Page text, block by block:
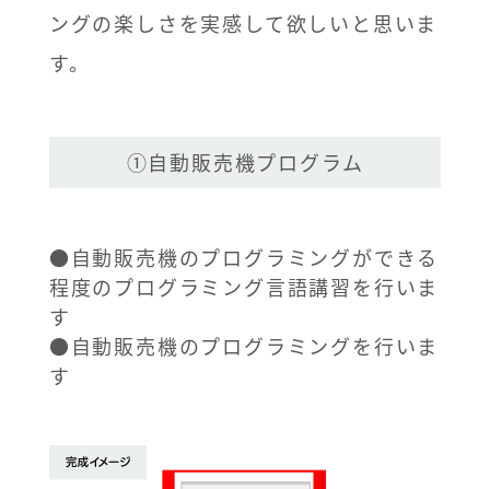
ングの楽しさを実感して欲しいと思いま
す。
①自動販売機プログラム
●自動販売機のプログラミングができる
程度のプログラミング言語講習を行いま
す
●自動販売機のプログラミングを行いま
す